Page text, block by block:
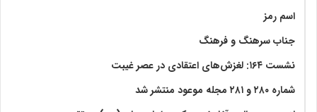
اسم رمز
جناب سرهنگ و فرهنگ
نشست ۱۶۴: لغزش‌های اعتقادی در عصر غیبت
شماره ۲۸۰ و ۲۸۱ مجله موعود منتشر شد